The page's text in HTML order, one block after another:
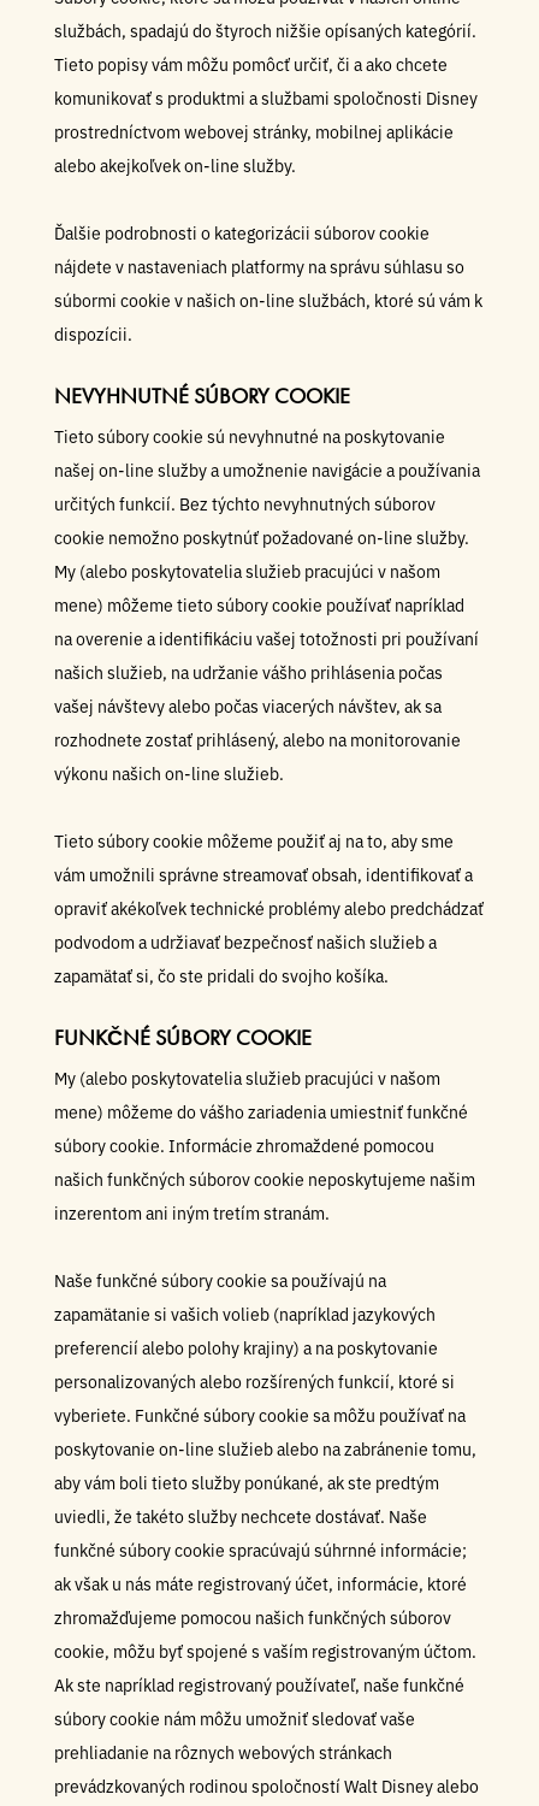
službách, spadajú do štyroch nižšie opísaných kategórií.
Tieto popisy vám môžu pomôcť určiť, či a ako chcete
komunikovať s produktmi a službami spoločnosti Disney
prostredníctvom webovej stránky, mobilnej aplikácie
alebo akejkoľvek on-line služby.
Ďalšie podrobnosti o kategorizácii súborov cookie
nájdete v nastaveniach platformy na správu súhlasu so
súbormi cookie v našich on-line službách, ktoré sú vám k
dispozícii.
NEVYHNUTNÉ SÚBORY COOKIE
Tieto súbory cookie sú nevyhnutné na poskytovanie
našej on-line služby a umožnenie navigácie a používania
určitých funkcií. Bez týchto nevyhnutných súborov
cookie nemožno poskytnúť požadované on-line služby.
My (alebo poskytovatelia služieb pracujúci v našom
mene) môžeme tieto súbory cookie používať napríklad
na overenie a identifikáciu vašej totožnosti pri používaní
našich služieb, na udržanie vášho prihlásenia počas
vašej návštevy alebo počas viacerých návštev, ak sa
rozhodnete zostať prihlásený, alebo na monitorovanie
výkonu našich on-line služieb.
Tieto súbory cookie môžeme použiť aj na to, aby sme
vám umožnili správne streamovať obsah, identifikovať a
opraviť akékoľvek technické problémy alebo predchádzať
podvodom a udržiavať bezpečnosť našich služieb a
zapamätať si, čo ste pridali do svojho košíka.
FUNKČNÉ SÚBORY COOKIE
My (alebo poskytovatelia služieb pracujúci v našom
mene) môžeme do vášho zariadenia umiestniť funkčné
súbory cookie. Informácie zhromaždené pomocou
našich funkčných súborov cookie neposkytujeme našim
inzerentom ani iným tretím stranám.
Naše funkčné súbory cookie sa používajú na
zapamätanie si vašich volieb (napríklad jazykových
preferencií alebo polohy krajiny) a na poskytovanie
personalizovaných alebo rozšírených funkcií, ktoré si
vyberiete. Funkčné súbory cookie sa môžu používať na
poskytovanie on-line služieb alebo na zabránenie tomu,
aby vám boli tieto služby ponúkané, ak ste predtým
uviedli, že takéto služby nechcete dostávať. Naše
funkčné súbory cookie spracúvajú súhrnné informácie;
ak však u nás máte registrovaný účet, informácie, ktoré
zhromažďujeme pomocou našich funkčných súborov
cookie, môžu byť spojené s vaším registrovaným účtom.
Ak ste napríklad registrovaný používateľ, naše funkčné
súbory cookie nám môžu umožniť sledovať vaše
prehliadanie na rôznych webových stránkach
prevádzkovaných rodinou spoločností Walt Disney alebo